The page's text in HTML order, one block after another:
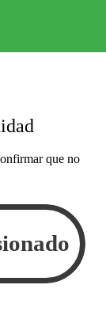
que no